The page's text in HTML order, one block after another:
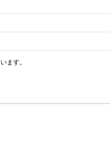
ます。